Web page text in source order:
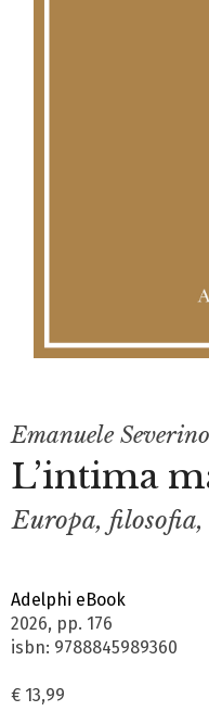
Emanuele Severino
L’intima
Europa, filosofia,
Adelphi eBook
2026, pp. 176
isbn: 9788845989360
€ 13,99